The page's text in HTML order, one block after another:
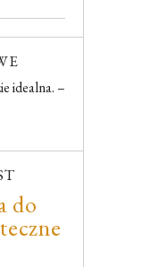
idealna. –
do